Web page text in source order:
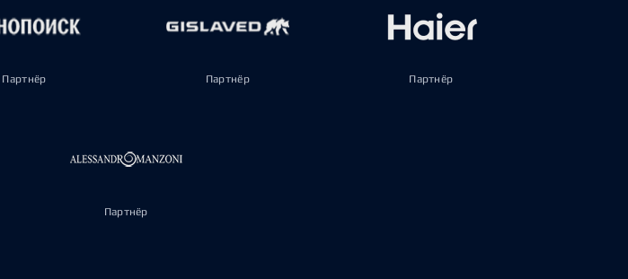
Партнёр Партнёр Партнёр
Партнёр